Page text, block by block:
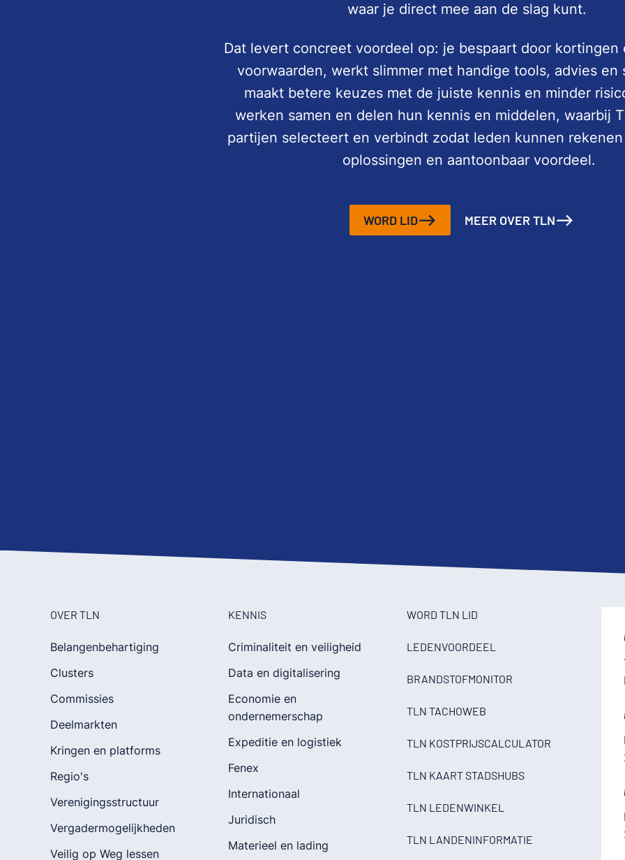
waar je direct mee aan de slag kunt.
Dat levert concreet voordeel op: je bespaart door kortingen
voorwaarden, werkt slimmer met handige tools, advies en
maakt betere keuzes met de juiste kennis en minder
werken samen en delen hun kennis en middelen, waarbij
partijen selecteert en verbindt zodat leden kunnen
oplossingen en aantoonbaar voordeel.
WORD LID MEER OVER TLN
OVER TLN
Belangenbehartiging
Clusters
Commissies
Deelmarkten
Kringen en platforms
Regio's
Verenigingsstructuur
Vergadermogelijkheden
Veilig op Weg lessen
KENNIS
Criminaliteit en veiligheid
Data en digitalisering
Economie en
ondernemerschap
Expeditie en logistiek
Fenex
Internationaal
Juridisch
Materieel en lading
WORD TLN LID
LEDENVOORDEEL
BRANDSTOFMONITOR
TLN TACHOWEB
TLN KOSTPRIJSCALCULATOR
TLN KAART STADSHUBS
TLN LEDENWINKEL
TLN LANDENINFORMATIE